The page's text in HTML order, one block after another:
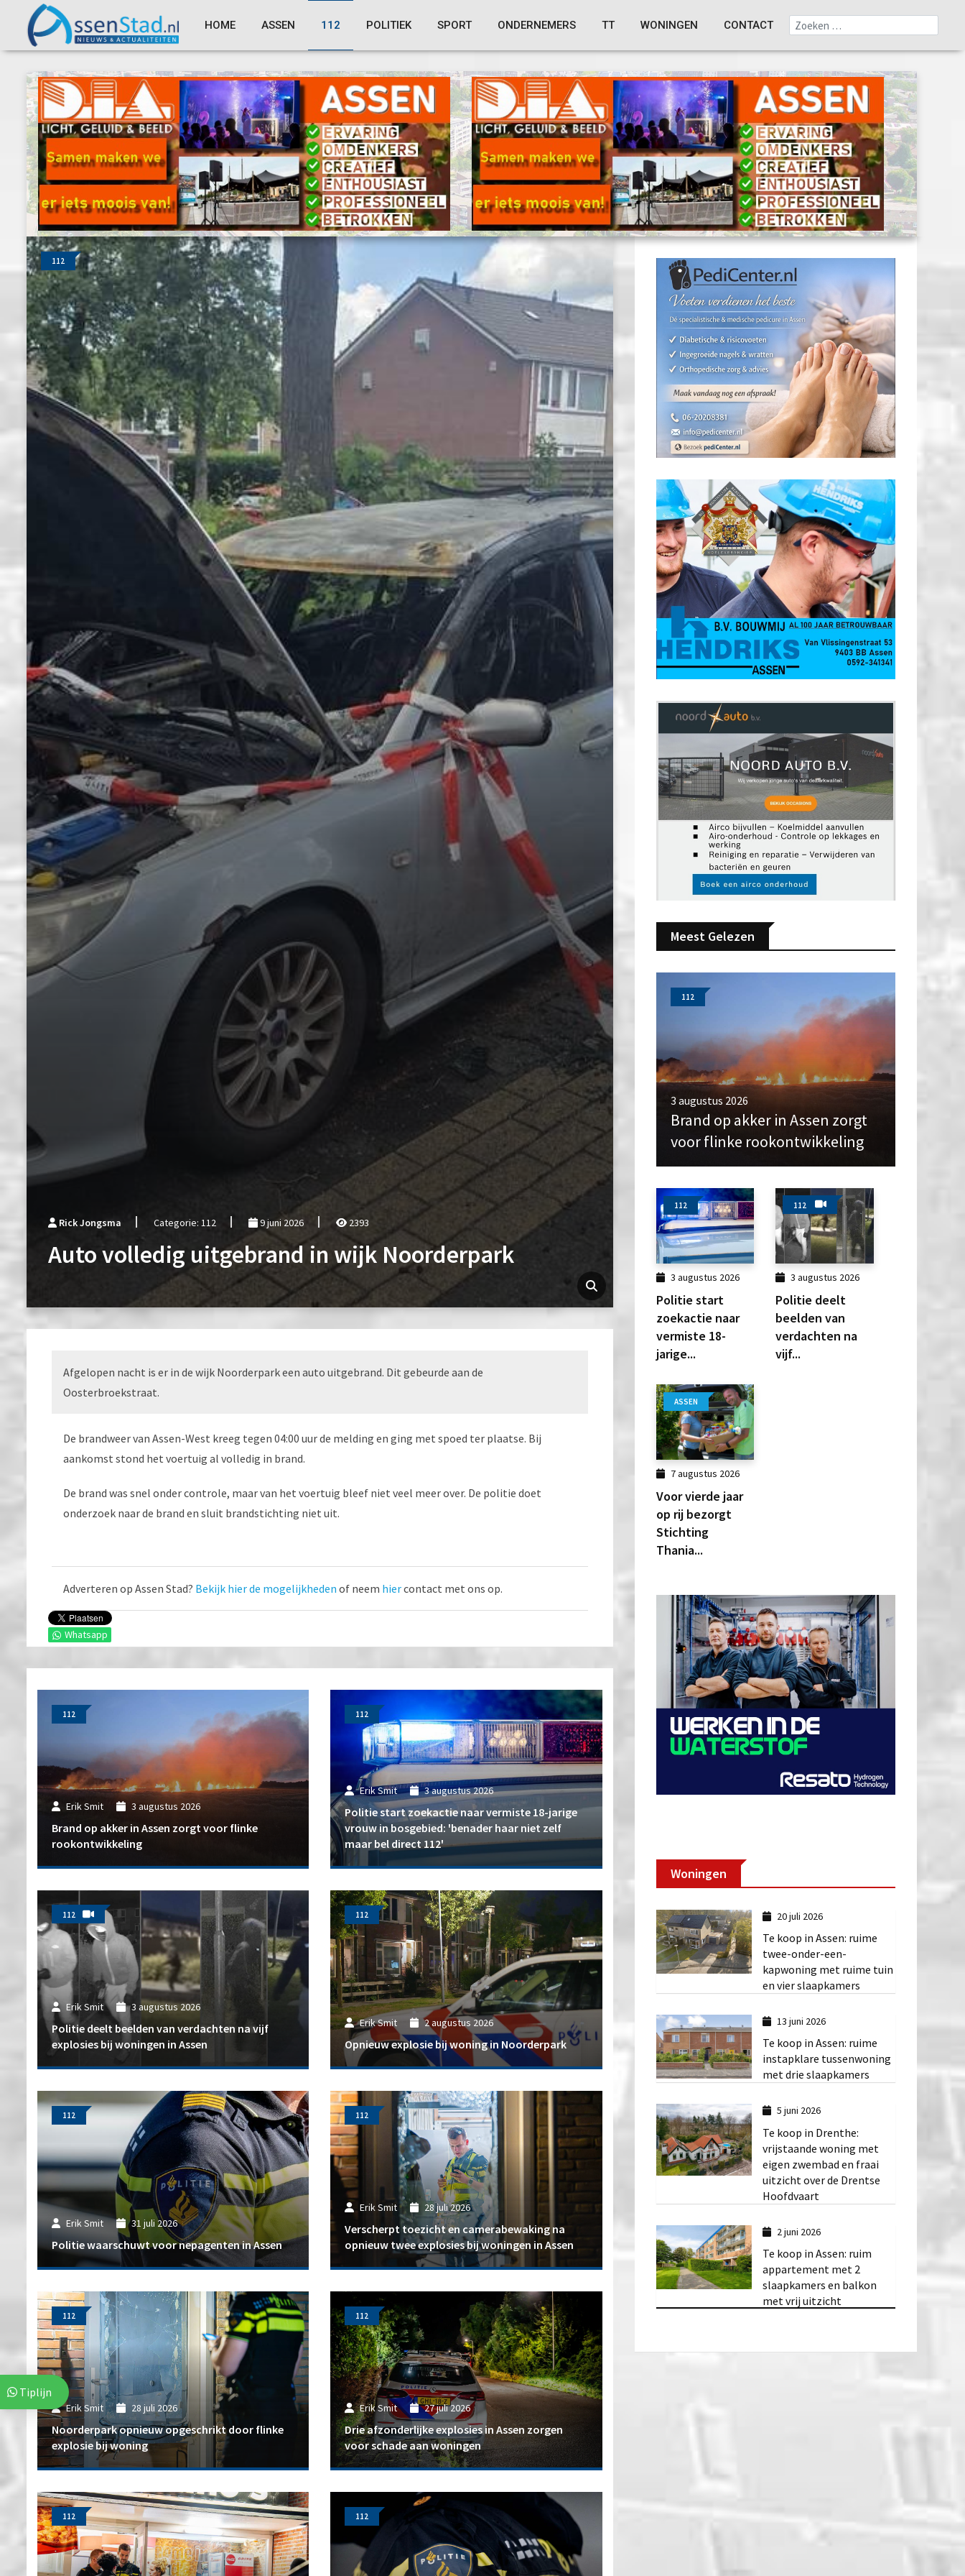
HOME ASSEN 112 POLITIEK SPORT ONDERNEMERS TT WONINGEN CONTACT
112
Rick Jongsma Categorie: 112 9 juni 2026 2393
Auto volledig uitgebrand in wijk Noorderpark
Afgelopen nacht is er in de wijk Noorderpark een auto uitgebrand. Dit gebeurde aan de
Oosterbroekstraat.
De brandweer van Assen-West kreeg tegen 04:00 uur de melding en ging met spoed ter plaatse. Bij
aankomst stond het voertuig al volledig in brand.
De brand was snel onder controle, maar van het voertuig bleef niet veel meer over. De politie doet
onderzoek naar de brand en sluit brandstichting niet uit.
Whatsapp
Adverteren op Assen Stad? Bekijk hier de mogelijkheden of neem hiercontact met ons op.
Erik Smit 3 augustus 2026
Brand op akker in Assen zorgt voor flinke
rookontwikkeling
112
Erik Smit 3 augustus 2026
Politie start zoekactie naar vermiste 18-jarige
vrouw in bosgebied: 'benader haar niet zelf
maar bel direct 112'
112
Erik Smit 3 augustus 2026
Politie deelt beelden van verdachten na vijf
explosies bij woningen in Assen
112
Erik Smit 2 augustus 2026
Opnieuw explosie bij woning in Noorderpark
112
Erik Smit 31 juli 2026
Politie waarschuwt voor nepagenten in Assen
112
Erik Smit 28 juli 2026
Verscherpt toezicht en camerabewaking na
opnieuw twee explosies bij woningen in Assen
112
Erik Smit 28 juli 2026
Noorderpark opnieuw opgeschrikt door flinke
explosie bij woning
112
Erik Smit 27 juli 2026
Drie afzonderlijke explosies in Assen zorgen
voor schade aan woningen
112
112 112
Meest Gelezen
112
3 augustus 2026
Brand op akker in Assen zorgt
voor flinke rookontwikkeling
112
3 augustus 2026
Politie start
zoekactie naar
vermiste 18-
jarige...
112
3 augustus 2026
Politie deelt
beelden van
verdachten na
vijf...
ASSEN
7 augustus 2026
Voor vierde jaar
op rij bezorgt
Stichting
Thania...
Woningen
20 juli 2026
Te koop in Assen: ruime
twee-onder-een-
kapwoning met ruime tuin
en vier slaapkamers
13 juni 2026
Te koop in Assen: ruime
instapklare tussenwoning
met drie slaapkamers
5 juni 2026
Te koop in Drenthe:
vrijstaande woning met
eigen zwembad en fraai
uitzicht over de Drentse
Hoofdvaart
2 juni 2026
Te koop in Assen: ruim
appartement met 2
slaapkamers en balkon
met vrij uitzicht
Tiplijn